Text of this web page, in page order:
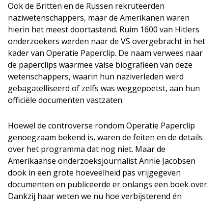
Ook de Britten en de Russen rekruteerden
naziwetenschappers, maar de Amerikanen waren
hierin het meest doortastend. Ruim 1600 van Hitlers
onderzoekers werden naar de VS overgebracht in het
kader van Operatie Paperclip. De naam verwees naar
de paperclips waarmee valse biografieën van deze
wetenschappers, waarin hun naziverleden werd
gebagatelliseerd of zelfs was weggepoetst, aan hun
officiële documenten vastzaten.
Hoewel de controverse rondom Operatie Paperclip
genoegzaam bekend is, waren de feiten en de details
over het programma dat nog niet. Maar de
Amerikaanse onderzoeksjournalist Annie Jacobsen
dook in een grote hoeveelheid pas vrijgegeven
documenten en publiceerde er onlangs een boek over.
Dankzij haar weten we nu hoe verbijsterend én